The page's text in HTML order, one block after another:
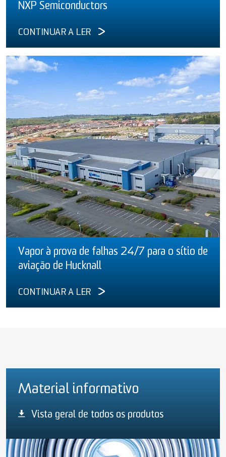
NXP Semiconductors
CONTINUAR A LER
Vapor à prova de falhas 24/7 para o sítio de
aviação de Hucknall
CONTINUAR A LER
Material informativo
Vista geral de todos os produtos